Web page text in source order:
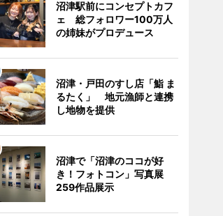
沼津駅前にコンセプトカフ
ェ 総フォロワー100万人
の姉妹がプロデュース
沼津・戸田のすし店「鮨 ま
るたく」 地元漁師と連携
し地物を提供
沼津で「沼津のココが好
き！フォトコン」写真展
259作品展示